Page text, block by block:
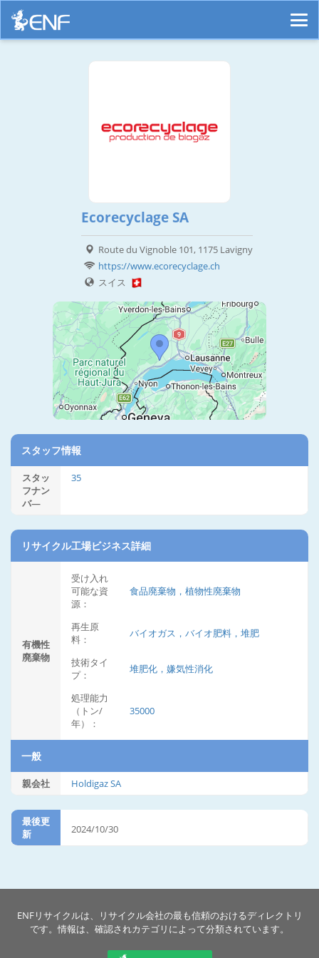
Ecorecyclage SA
Route du Vignoble 101, 1175 Lavigny
https://www.ecorecyclage.ch
スイス
スタッフ情報
スタッ
フナン
バ―
35
リサイクル工場ビジネス詳細
有機性
廃棄物
受け入れ
可能な資
源：
食品廃棄物，植物性廃棄物
再生原
料：
バイオガス，バイオ肥料，堆肥
技術タイ
プ：
堆肥化，嫌気性消化
処理能力
（トン/
年）：
35000
一般
親会社 Holdigaz SA
最後更
新
2024/10/30
ENFリサイクルは、リサイクル会社の最も信頼のおけるディレクトリ
です。情報は、確認されカテゴリによって分類されています。